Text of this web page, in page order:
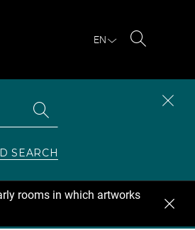
EN
SEARCH
rooms in which artworks